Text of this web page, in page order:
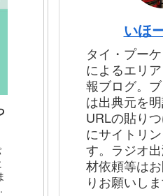
いほ
タイ・プー
によるエリ
報ブログ。
は出典元を
URLの貼り
にサイトリ
す。ラジオ
材依頼等は
りお願いしま